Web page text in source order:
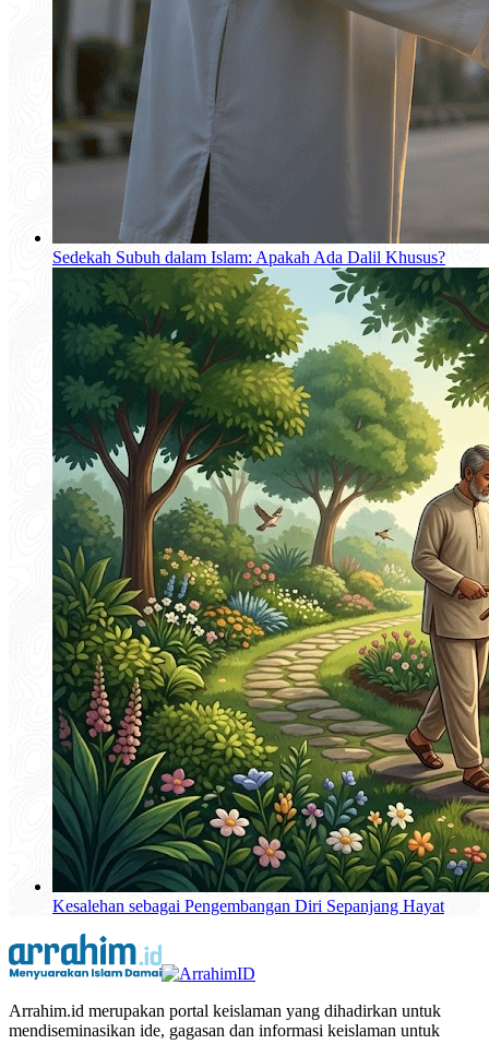
Sedekah Subuh dalam Islam: Apakah Ada Dalil Khusus?
Kesalehan sebagai Pengembangan Diri Sepanjang Hayat
Arrahim.id merupakan portal keislaman yang dihadirkan untuk
mendiseminasikan ide, gagasan dan informasi keislaman untuk